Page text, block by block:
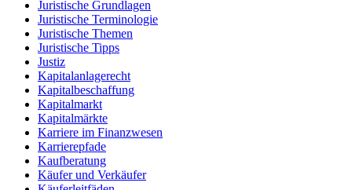
Juristische Grundlagen
Juristische Terminologie
Juristische Themen
Juristische Tipps
Justiz
Kapitalanlagerecht
Kapitalbeschaffung
Kapitalmarkt
Kapitalmärkte
Karriere im Finanzwesen
Karrierepfade
Kaufberatung
Käufer und Verkäufer